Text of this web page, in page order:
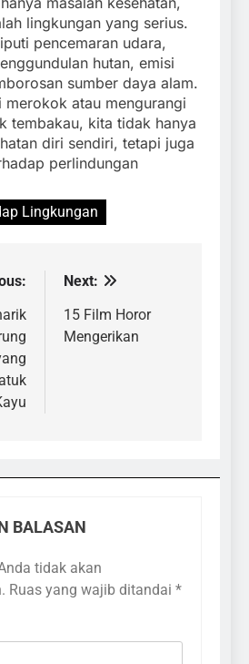
lingkungan yang serius.
pencemaran udara,
hutan, emisi
sumber daya alam.
merokok atau mengurangi
tembakau, kita tidak hanya
diri sendiri, tetapi juga
perlindungan
Lingkungan
Next:
15 Film Horor
Mengerikan
BALASAN
tidak akan
Ruas yang wajib ditandai *